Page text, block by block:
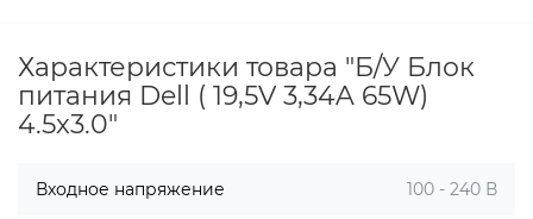
Характеристики товара "Б/У Блок
питания Dell ( 19,5V 3,34A 65W)
4.5x3.0"
Входное напряжение 100 - 240 В